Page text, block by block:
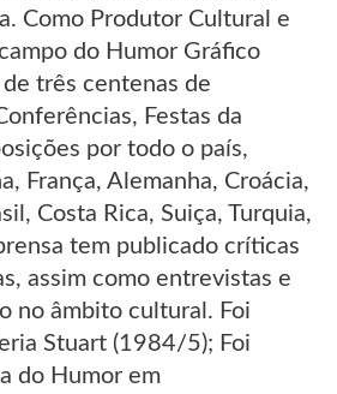
Como Produtor Cultural e
do Humor Gráfico
três centenas de
Festas da
por todo o país,
França, Alemanha, Croácia,
Costa Rica, Suiça, Turquia,
tem publicado críticas
assim como entrevistas e
no âmbito cultural. Foi
Stuart (1984/5); Foi
do Humor em